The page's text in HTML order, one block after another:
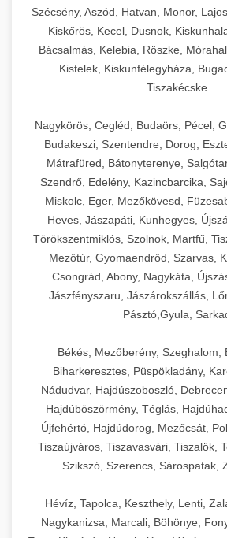
Szécsény, Aszód, Hatvan, Monor,
Kiskőrös, Kecel, Dusnok,
Bácsalmás, Kelebia, Röszke,
Kistelek, Kiskunfélegyháza,
Tiszakécske
Nagykörös, Cegléd, Budaörs, Pécel,
Budakeszi, Szentendre, Dorog,
Mátrafüred, Bátonyterenye,
Szendrő, Edelény, Kazincbarcika,
Miskolc, Eger, Mezőkövesd,
Heves, Jászapáti, Kunhegyes,
Törökszentmiklós, Szolnok, Martfű,
Mezőtúr, Gyomaendrőd, Szarvas,
Csongrád, Abony, Nagykáta,
Jászfényszaru, Jászárokszállás,
Pásztó,Gyula,
Békés, Mezőberény, Szeghalom,
Biharkeresztes, Püspökladány,
Nádudvar, Hajdúszoboszló,
Hajdúböszörmény, Téglás,
Újfehértó, Hajdúdorog, Mezőcsát,
Tiszaújváros, Tiszavasvári, Tiszalök,
Szikszó, Szerencs, Sárospatak,
Hévíz, Tapolca, Keszthely, Lenti,
Nagykanizsa, Marcali, Böhönye,